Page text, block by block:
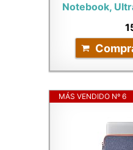
Notebook,
MÁS VENDIDO Nº 6